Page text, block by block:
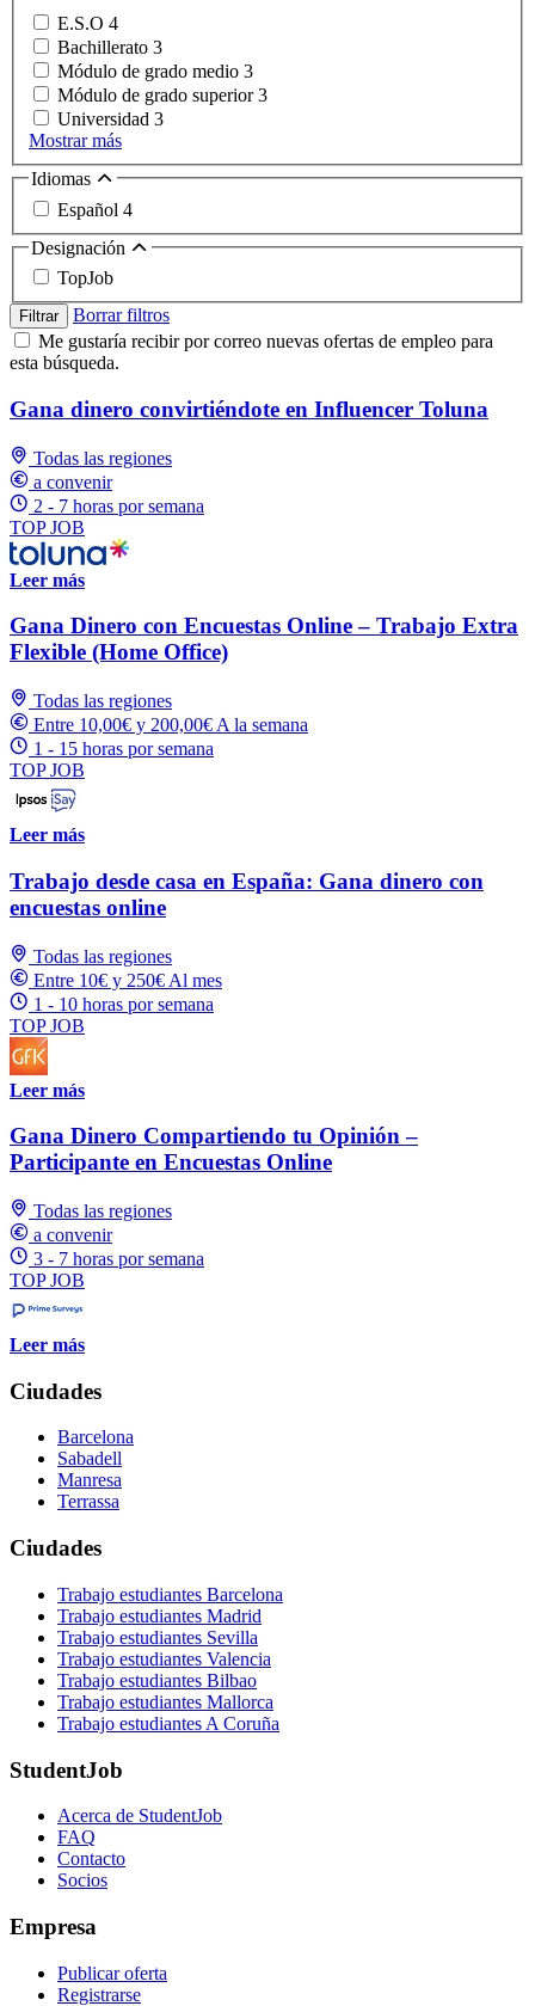
E.S.O 4
Bachillerato 3
Módulo de grado medio 3
Módulo de grado superior3
Universidad 3
Mostrar más
Idiomas
Español 4
Designación
TopJob
Filtrar
Borrar filtros
Me gustaría recibir por correo nuevas ofertas de empleo para
esta búsqueda.
Gana dinero convirtiéndote en Influencer Toluna
Todas las regiones
a convenir
2 - 7 horas por semana
TOP JOB
Leer más
Gana Dinero con Encuestas Online – Trabajo Extra
Flexible (Home Office)
Todas las regiones
Entre 10,00€ y 200,00€ A la semana
1 - 15 horas por semana
TOP JOB
Leer más
Trabajo desde casa en España: Gana dinero con
encuestas online
Todas las regiones
Entre 10€ y 250€ Al mes
1 - 10 horas por semana
TOP JOB
Leer más
Gana Dinero Compartiendo tu Opinión –
Participante en Encuestas Online
Todas las regiones
a convenir
3 - 7 horas por semana
TOP JOB
Leer más
Ciudades
Barcelona
Sabadell
Manresa
Terrassa
Ciudades
Trabajo estudiantes Barcelona
Trabajo estudiantes Madrid
Trabajo estudiantes Sevilla
Trabajo estudiantes Valencia
Trabajo estudiantes Bilbao
Trabajo estudiantes Mallorca
Trabajo estudiantes A Coruña
StudentJob
Acerca de StudentJob
FAQ
Contacto
Socios
Empresa
Publicar oferta
Registrarse